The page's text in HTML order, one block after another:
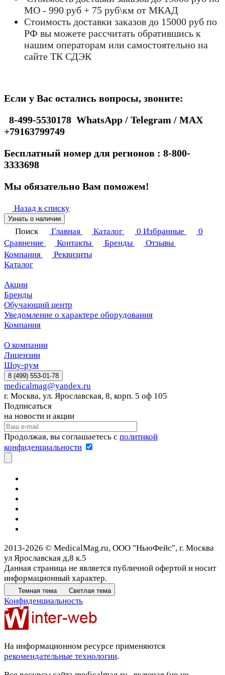
МО - 990 руб + 75 руб\км от МКАД
Стоимость доставки заказов до 15000 руб по
РФ вы можете рассчитать обратившись к
нашим операторам или самостоятельно на
сайте ТК СДЭК
Если у Вас остались вопросы, звоните:
8-499-5530178 WhatsApp / Telegram / MAX
+79163799749
Бесплатный номер для регионов : 8-800-
3333698
Мы обязательно Вам поможем!
Назад к списку
Узнать о наличии
Поиск Главная Каталог 0 Избранные
0
Сравнение
Контакты Бренды
Отзывы
Компания
Реквизиты
Каталог
Акции
Бренды
Обучающий центр
Уведомление о характере оборудования
Компания
О компании
Лицензии
Шоу-рум
8 (499) 553-01-78
medicalmag@yandex.ru
г. Москва, ул. Ярославская, 8, корп. 5 оф 105
Подписаться
на новости и акции
Продолжая, вы соглашаетесь с политикой
конфиденциальности
2013-2026 © MedicalMag.ru, ООО "НьюФейс", г. Москва
ул Ярославская д,8 к.5
Данная страница не является публичной офертой и носит
информационный характер.
Темная тема Светлая тема
Конфиденциальность
На информационном ресурсе применяются
рекомендательные технологии.